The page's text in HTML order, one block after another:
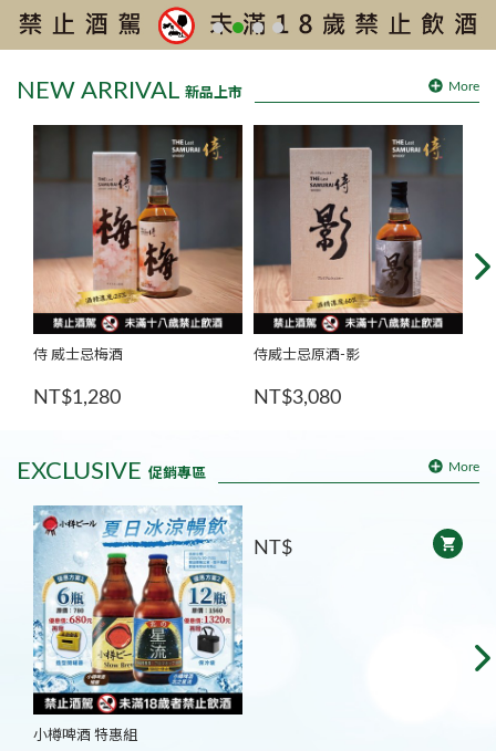
NEW ARRIVAL 新品上市 More
侍 威士忌梅酒
NT$1,280
侍威士忌原酒-影
NT$3,080
EXCLUSIVE 促銷專區 More
小樽啤酒 特惠組
NT$